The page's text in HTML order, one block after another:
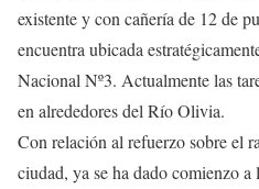
existente y con cañería de 12 de
encuentra ubicada
Nacional Nº3. Actualmente las
en alrededores del Río Olivia.
Con relación al refuerzo sobre el
ciudad, ya se ha dado comienzo